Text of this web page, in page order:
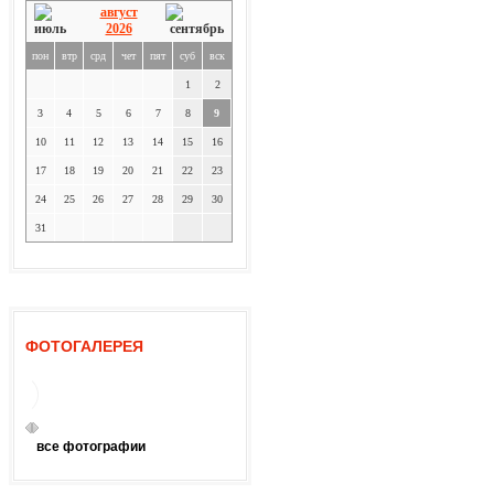
август
2026
пон втр срд чет пят суб вск
1 2
3 4 5 6 7 8 9
10 11 12 13 14 15 16
17 18 19 20 21 22 23
24 25 26 27 28 29 30
31
ФОТОГАЛЕРЕЯ
все фотографии